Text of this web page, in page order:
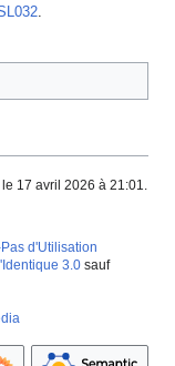
.
17 avril 2026 à 21:01.
d'Utilisation
3.0 sauf